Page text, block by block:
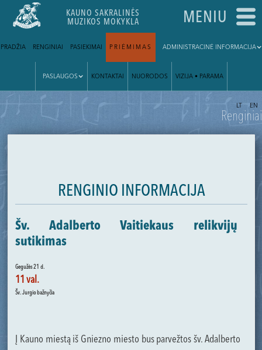
KAUNO SAKRALINĖS
MUZIKOS MOKYKLA
MENIU
PRADŽIA RENGINIAI PASIEKIMAI PRIĖMIMAS ADMINISTRACINĖ INFORMACIJA
PASLAUGOS KONTAKTAI NUORODOS VIZIJA • PARAMA
| LT EN
Renginiai
RENGINIO INFORMACIJA
Šv. Adalberto Vaitiekaus relikvijų
sutikimas
Gegužės 21 d.
11 val.
Šv. Jurgio bažnyčia
Į Kauno miestą iš Gniezno miesto bus parvežtos šv. Adalberto